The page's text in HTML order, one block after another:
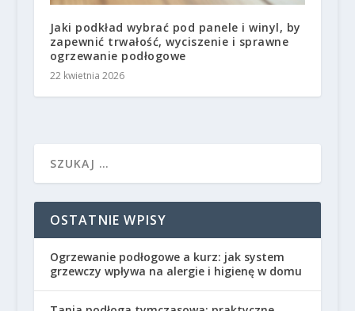
Jaki podkład wybrać pod panele i winyl, by
zapewnić trwałość, wyciszenie i sprawne
ogrzewanie podłogowe
22 kwietnia 2026
OSTATNIE WPISY
Ogrzewanie podłogowe a kurz: jak system
grzewczy wpływa na alergie i higienę w domu